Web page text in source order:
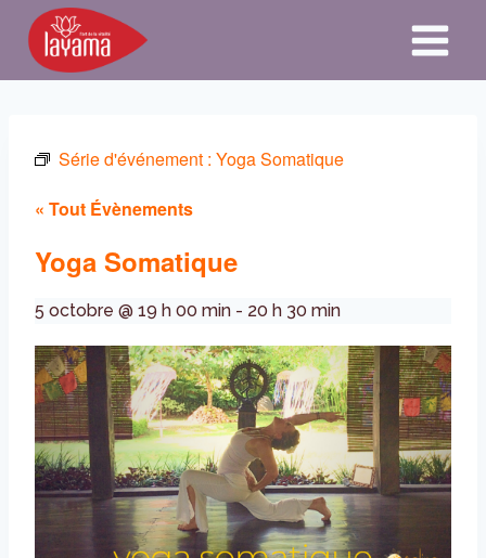
Aller
contenu
Série d'événement : Yoga Somatique
« Tout Évènements
Yoga Somatique
5 octobre @ 19 h 00 min - 20 h 30 min